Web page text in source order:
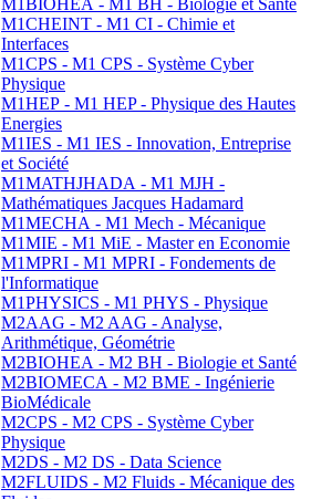
M1BIOHEA - M1 BH - Biologie et Santé
M1CHEINT - M1 CI - Chimie et
Interfaces
M1CPS - M1 CPS - Système Cyber
Physique
M1HEP - M1 HEP - Physique des Hautes
Energies
M1IES - M1 IES - Innovation, Entreprise
et Société
M1MATHJHADA - M1 MJH -
Mathématiques Jacques Hadamard
M1MECHA - M1 Mech - Mécanique
M1MIE - M1 MiE - Master en Economie
M1MPRI - M1 MPRI - Fondements de
l'Informatique
M1PHYSICS - M1 PHYS - Physique
M2AAG - M2 AAG - Analyse,
Arithmétique, Géométrie
M2BIOHEA - M2 BH - Biologie et Santé
M2BIOMECA - M2 BME - Ingénierie
BioMédicale
M2CPS - M2 CPS - Système Cyber
Physique
M2DS - M2 DS - Data Science
M2FLUIDS - M2 Fluids - Mécanique des